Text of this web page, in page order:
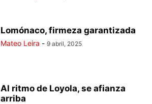
Lomónaco, firmeza garantizada
Mateo Leira - 9 abril, 2025
Al ritmo de Loyola, se afianza
arriba